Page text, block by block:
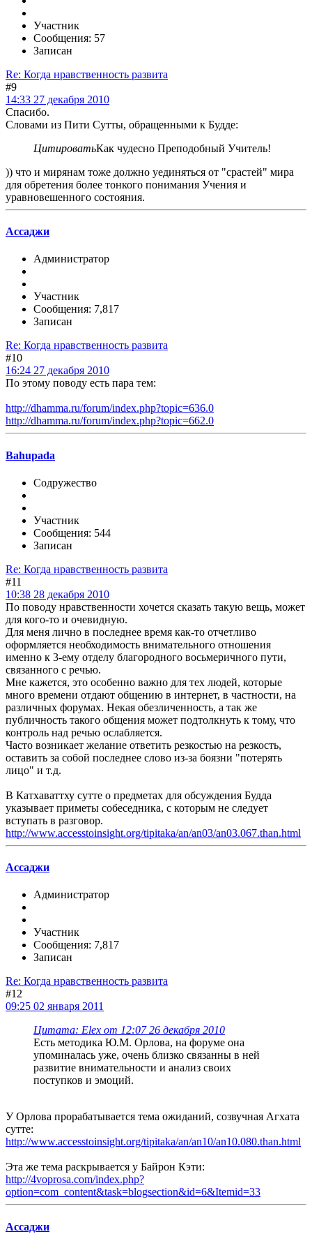
Участник
Сообщения: 57
Записан
Re: Когда нравственность развита
#9
14:33 27 декабря 2010
Спасибо.
Словами из Пити Сутты, обращенными к Будде:
ЦитироватьКак чудесно Преподобный Учитель!
)) что и мирянам тоже должно уединяться от "срастей" мира
для обретения более тонкого понимания Учения и
уравновешенного состояния.
Ассаджи
Администратор
Участник
Сообщения: 7,817
Записан
Re: Когда нравственность развита
#10
16:24 27 декабря 2010
По этому поводу есть пара тем:
http://dhamma.ru/forum/index.php?topic=636.0
http://dhamma.ru/forum/index.php?topic=662.0
Bahupada
Содружество
Участник
Сообщения: 544
Записан
Re: Когда нравственность развита
#11
10:38 28 декабря 2010
По поводу нравственности хочется сказать такую вещь, может
для кого-то и очевидную.
Для меня лично в последнее время как-то отчетливо
оформляется необходимость внимательного отношения
именно к 3-ему отделу благородного восьмеричного пути,
связанного с речью.
Мне кажется, это особенно важно для тех людей, которые
много времени отдают общению в интернет, в частности, на
различных форумах. Некая обезличенность, а так же
публичность такого общения может подтолкнуть к тому, что
контроль над речью ослабляется.
Часто возникает желание ответить резкостью на резкость,
оставить за собой последнее слово из-за боязни "потерять
лицо" и т.д.
В Катхаваттху сутте о предметах для обсуждения Будда
указывает приметы собеседника, с которым не следует
вступать в разговор.
http://www.accesstoinsight.org/tipitaka/an/an03/an03.067.than.html
Ассаджи
Администратор
Участник
Сообщения: 7,817
Записан
Re: Когда нравственность развита
#12
09:25 02 января 2011
Цитата: Elex от 12:07 26 декабря 2010
Есть методика Ю.М. Орлова, на форуме она
упоминалась уже, очень близко связанны в ней
развитие внимательности и анализ своих
поступков и эмоций.
У Орлова прорабатывается тема ожиданий, созвучная Агхата
сутте:
http://www.accesstoinsight.org/tipitaka/an/an10/an10.080.than.html
Эта же тема раскрывается у Байрон Кэти:
http://4voprosa.com/index.php?
option=com_content&task=blogsection&id=6&Itemid=33
Ассаджи